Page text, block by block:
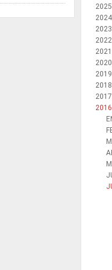
2025
2024
2023
2022
2021
2020
2019
2018
2017
2016